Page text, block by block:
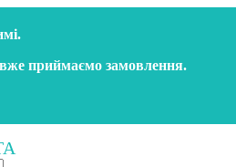
приймаємо замовлення.